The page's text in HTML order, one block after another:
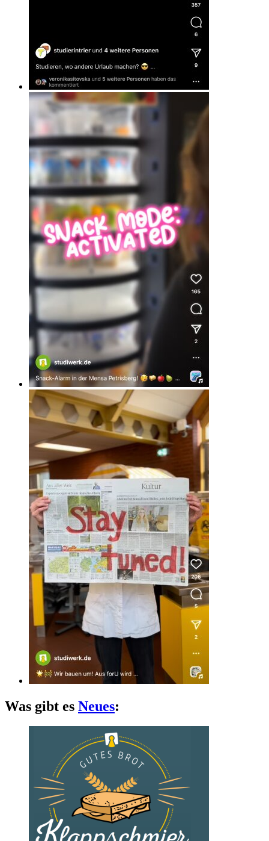
Was gibt es Neues: